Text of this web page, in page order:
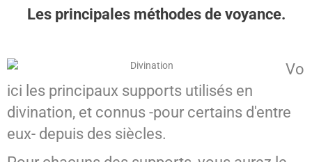
CHAKRA - CORPS SUBTILS
VOYANCE - DIVINATION
MAGIE
SPIRITISME - MESSAGES
Les principales méthodes de voyance.
Vo
ici les principaux supports utilisés en
divination, et connus -pour certains d'entre
eux- depuis des siècles.